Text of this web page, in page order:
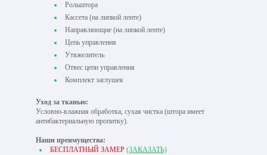
Рольштора
Кассета (на липкой ленте)
Направляющие (на липкой ленте)
Цепь управления
Утяжелитель
Отвес цепи управления
Комплект заглушек
Уход за тканью:
Условно-влажная обработка, сухая чистка (штора имеет
антибактериальную пропитку).
Наши преимущества:
БЕСПЛАТНЫЙ ЗАМЕР (ЗАКАЗАТЬ)